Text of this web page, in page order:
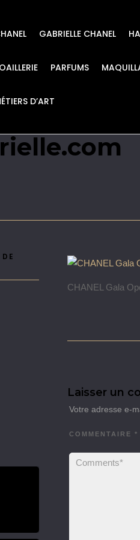
GABRIELLE CHANEL
PARFUMS
D’ART
CHANEL Gala
Laisser un
Votre adresse e-
COMMENTAIRE *